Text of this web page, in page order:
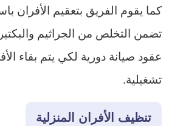
كما يقوم الفريق بتعقيم الأفران
تضمن التخلص من الجراثيم
عقود صيانة دورية لكي يتم بقاء
تشغيلية.
تنظيف الأفران المنزلية